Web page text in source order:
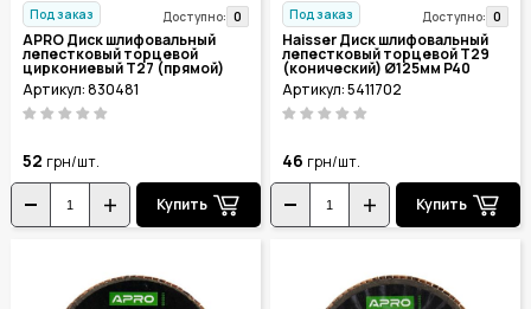
Под заказ Доступно: 0
APRO Диск шлифовальный
лепестковый торцевой
циркониевый Т27 (прямой)
Ø125мм P40 830481
Артикул: 830481
52 грн/шт.
Купить
Под заказ Доступно: 0
Haisser Диск шлифовальный
лепестковый торцевой Т29
(конический) Ø125мм P40
5411702
Артикул: 5411702
46 грн/шт.
Купить